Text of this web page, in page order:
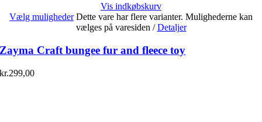
Vis indkøbskurv
Vælg muligheder Dette vare har flere varianter. Mulighederne kan
vælges på varesiden / Detaljer
Zayma Craft bungee fur and fleece toy
kr.299,00